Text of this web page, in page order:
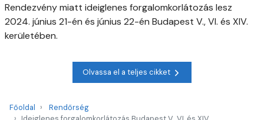
Rendezvény miatt ideiglenes forgalomkorlátozás lesz
2024. június 21-én és június 22-én Budapest V., VI. és XIV.
kerületében.
Olvassa el a teljes cikket
Főoldal
Rendőrség